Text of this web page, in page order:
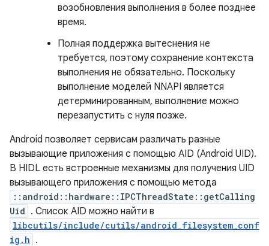
возобновления выполнения в более позднее
время.
Полная поддержка вытеснения не
требуется, поэтому сохранение контекста
выполнения не обязательно. Поскольку
выполнение моделей NNAPI является
детерминированным, выполнение можно
перезапустить с нуля позже.
Android позволяет сервисам различать разные
вызывающие приложения с помощью AID (Android UID).
В HIDL есть встроенные механизмы для получения UID
вызывающего приложения с помощью метода
::android::hardware::IPCThreadState::getCalling
Uid . Список AID можно найти в
libcutils/include/cutils/android_filesystem_conf
ig.h .